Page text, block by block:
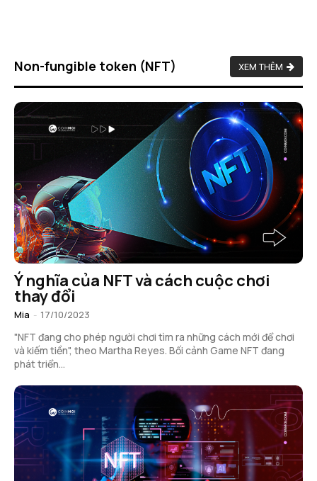
Non-fungible token (NFT) XEM THÊM
Ý nghĩa của NFT và cách cuộc chơi
thay đổi
Mia - 17/10/2023
"NFT đang cho phép người chơi tìm ra những cách mới để chơi
và kiếm tiền", theo Martha Reyes. Bối cảnh Game NFT đang
phát triển...